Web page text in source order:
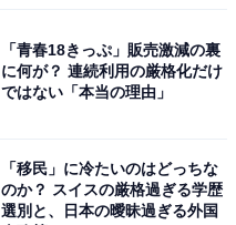
「青春18きっぷ」販売激減の裏
に何が？ 連続利用の厳格化だけ
ではない「本当の理由」
「移民」に冷たいのはどっちな
のか？ スイスの厳格過ぎる学歴
選別と、日本の曖昧過ぎる外国